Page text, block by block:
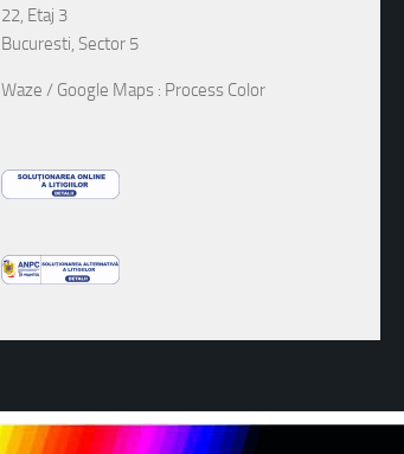
22, Etaj 3
Bucuresti, Sector 5
Waze / Google Maps : Process Color